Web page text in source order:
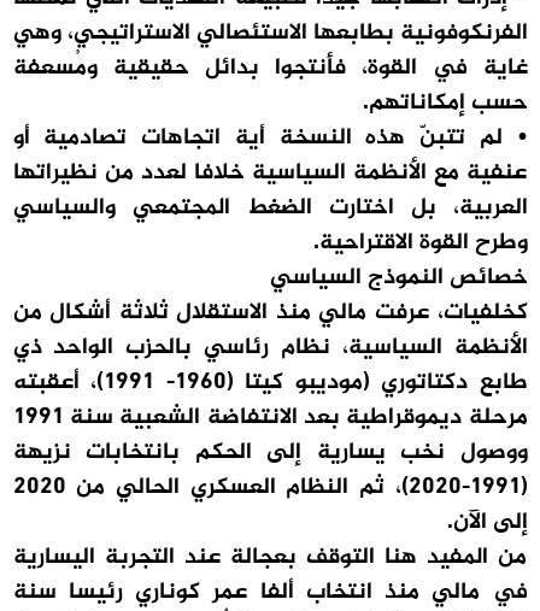
الفرنكوفونية بطابعها الاستئصالي الاستراتيجي، وهي
غاية في القوة، فأنتجوا بدائل حقيقية ومُسعفة
حسب إمكاناتهم.
• لم تتبنّ هذه النسخة أية اتجاهات تصادمية أو
عنفية مع الأنظمة السياسية خلافا لعدد من نظيراتها
العربية، بل اختارت الضغط المجتمعي والسياسي
وطرح القوة الاقتراحية.
خصائص النموذج السياسي
كخلفيات، عرفت مالي منذ الاستقلال ثلاثة أشكال من
الأنظمة السياسية، نظام رئاسي بالحزب الواحد ذي
طابع دكتاتوري (موديبو كيتا (1960- 1991)، أعقبته
مرحلة ديموقراطية بعد الانتفاضة الشعبية سنة 1991
ووصول نخب يسارية إلى الحكم بانتخابات نزيهة
(1991-2020)، ثم النظام العسكري الحالي من 2020
إلى الآن.
من المفيد هنا التوقف بعجالة عند التجربة اليسارية
في مالي منذ انتخاب ألفا عمر كوناري رئيسا سنة